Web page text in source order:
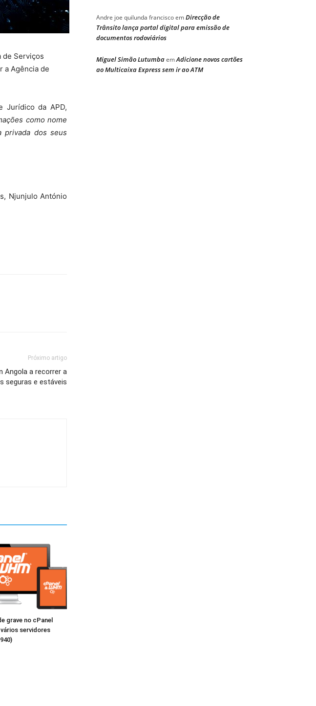
de Serviços
a Agência de
Jurídico da APD,
como nome
privada dos seus
Njunjulo António
Próximo artigo
Angola a recorrer a
seguras e estáveis
grave no cPanel
servidores
Andre joe quilunda franciscoemDirecção de
Trânsito lança portal digital para emissão de
documentos rodoviários
Miguel Simão LutumbaemAdicione novos cartões
ao Multicaixa Express sem ir ao ATM